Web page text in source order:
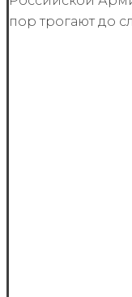
пор трогают до